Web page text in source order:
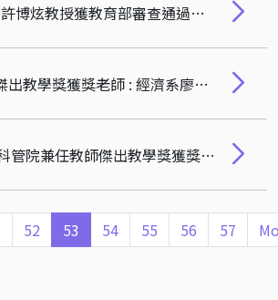
恭賀計財系許博炫教授獲教育部審查通過玉山學者計畫續期申請案
2022 校級傑出教學獎獲獎老師 : 經濟系廖肇寧老師、服科所雷松亞老師 🎉🎉🎉
110學年度科管院兼任教師傑出教學獎獲獎老師：IMBA許智強老師、計財系鄧筱蓉老師
52 53 54 55 56 57